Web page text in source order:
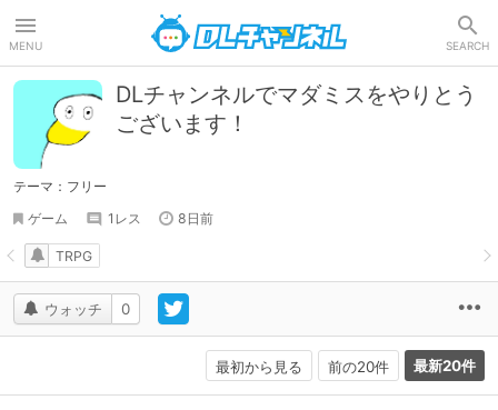
MENU SEARCH
DLチャンネルでマダミスをやりとう
ございます！
テーマ：フリー
ゲーム
1レス 8日前
ウォッチ 0
TRPG
最初から見る 前の20件 最新20件